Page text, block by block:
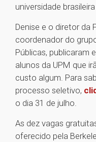
universidade
Denise e o diretor da
coordenador do
Públicas, publicaram
alunos da UPM que
custo algum. Para
processo seletivo,
o dia 31 de julho.
As dez vagas
oferecido pela